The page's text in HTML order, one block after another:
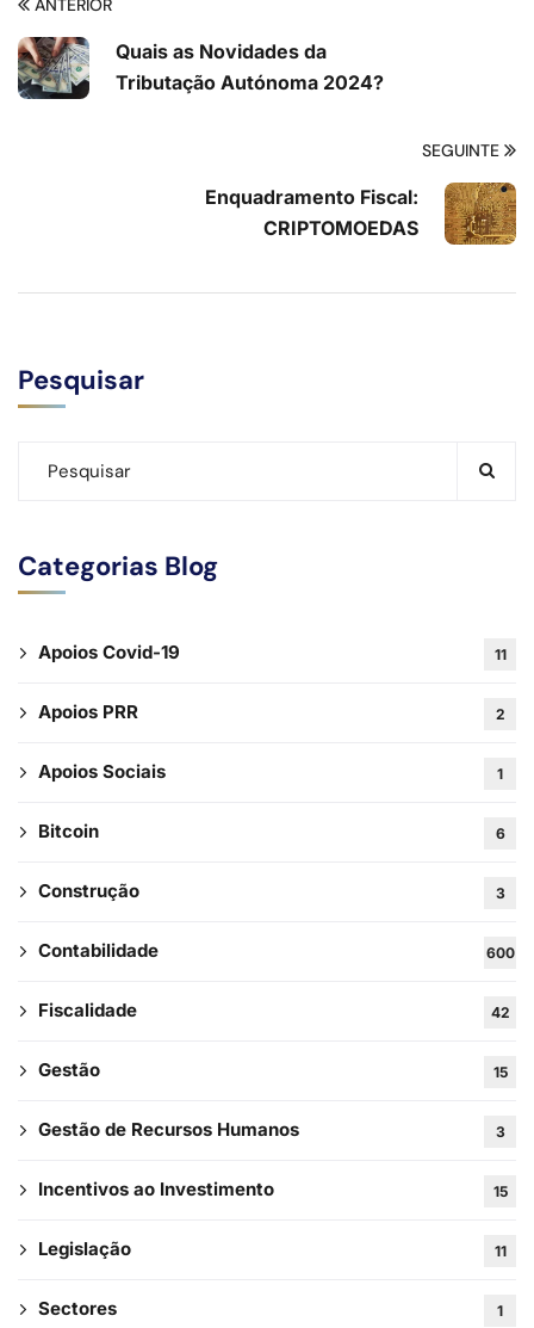
ANTERIOR
Quais as Novidades da
Tributação Autónoma 2024?
SEGUINTE
Enquadramento Fiscal:
CRIPTOMOEDAS
Pesquisar
Categorias Blog
Apoios Covid-19 11
Apoios PRR 2
Apoios Sociais 1
Bitcoin 6
Construção 3
Contabilidade 600
Fiscalidade 42
Gestão 15
Gestão de Recursos Humanos 3
Incentivos ao Investimento 15
Legislação 11
Sectores 1